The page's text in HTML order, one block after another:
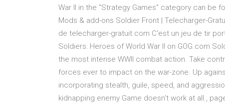
War II in the "Strategy Games" category can be
Mods & add-ons Soldier Front | Telecharger-
de telecharger-gratuit.com C'est un jeu de tir
Soldiers: Heroes of World War II on GOG.com
the most intense WWII combat action. Take
forces ever to impact on the war-zone. Up
incorporating stealth, guile, speed, and
kidnapping enemy Game doesn't work at all.,